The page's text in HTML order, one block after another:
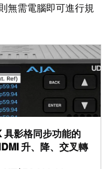
無需電腦即可進行規
影格同步功能的
升、降、交叉轉